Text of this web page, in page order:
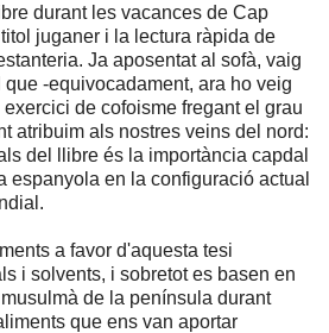
durant les vacances de Cap
juganer i la lectura ràpida de
Ja aposentat al sofà, vaig
-equivocadament, ara ho veig
de cofoisme fregant el grau
atribuim als nostres veins del nord:
del llibre és la importància capdal
espanyola en la configuració actual
a favor d'aquesta tesi
i solvents, i sobretot es basen en
de la península durant
que ens van aportar